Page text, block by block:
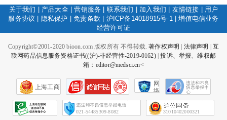
关于我们 | 产品大全|营销服务 | 联系我们 | 加入我们 | 友情链接 | 用户
服务协议 | 隐私保护 |免责条款 | 沪ICP备14018915号-1 |增值电信业务
经营许可证
Copyright©2001-2020 bioon.com 版权所有 不得转载.著作权声明 | 法律声明 | 互
联网药品信息服务资格证书((沪)-非经营性-2019-0162)|投诉、举报、维权邮
箱：editor@medsci.cn<
上海工商
网
络
会
征
021-54485309-8082 31010402000321